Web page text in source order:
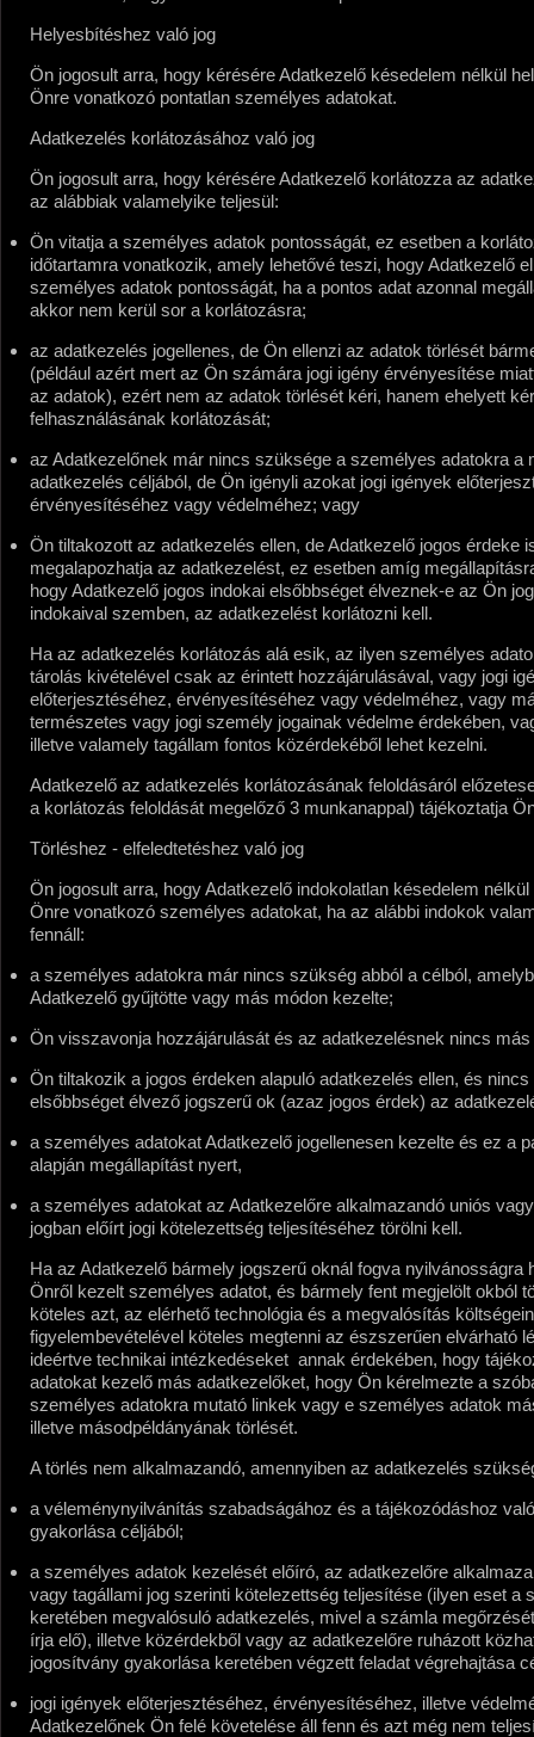
Helyesbítéshez való jog
Ön jogosult arra, hogy kérésére Adatkezelő késedelem nélkül
Önre vonatkozó pontatlan személyes adatokat.
Adatkezelés korlátozásához való jog
Ön jogosult arra, hogy kérésére Adatkezelő korlátozza az
az alábbiak valamelyike teljesül:
Ön vitatja a személyes adatok pontosságát, ez esetben a
időtartamra vonatkozik, amely lehetővé teszi, hogy Adatkezelő
személyes adatok pontosságát, ha a pontos adat azonnal
akkor nem kerül sor a korlátozásra;
az adatkezelés jogellenes, de Ön ellenzi az adatok törlését
(például azért mert az Ön számára jogi igény érvényesítése
az adatok), ezért nem az adatok törlését kéri, hanem ehelyett
felhasználásának korlátozását;
az Adatkezelőnek már nincs szüksége a személyes adatokra a
adatkezelés céljából, de Ön igényli azokat jogi igények
érvényesítéséhez vagy védelméhez; vagy
Ön tiltakozott az adatkezelés ellen, de Adatkezelő jogos érdeke
megalapozhatja az adatkezelést, ez esetben amíg
hogy Adatkezelő jogos indokai elsőbbséget élveznek-e az Ön
indokaival szemben, az adatkezelést korlátozni kell.
Ha az adatkezelés korlátozás alá esik, az ilyen személyes
tárolás kivételével csak az érintett hozzájárulásával, vagy jogi
előterjesztéséhez, érvényesítéséhez vagy védelméhez, vagy
természetes vagy jogi személy jogainak védelme érdekében,
illetve valamely tagállam fontos közérdekéből lehet kezelni.
Adatkezelő az adatkezelés korlátozásának feloldásáról
a korlátozás feloldását megelőző 3 munkanappal) tájékoztatja
Törléshez - elfeledtetéshez való jog
Ön jogosult arra, hogy Adatkezelő indokolatlan késedelem nélkül
Önre vonatkozó személyes adatokat, ha az alábbi indokok
fennáll:
a személyes adatokra már nincs szükség abból a célból,
Adatkezelő gyűjtötte vagy más módon kezelte;
Ön visszavonja hozzájárulását és az adatkezelésnek nincs más
Ön tiltakozik a jogos érdeken alapuló adatkezelés ellen, és nincs
elsőbbséget élvező jogszerű ok (azaz jogos érdek) az
a személyes adatokat Adatkezelő jogellenesen kezelte és ez a
alapján megállapítást nyert,
a személyes adatokat az Adatkezelőre alkalmazandó uniós
jogban előírt jogi kötelezettség teljesítéséhez törölni kell.
Ha az Adatkezelő bármely jogszerű oknál fogva nyilvánosságra
Önről kezelt személyes adatot, és bármely fent megjelölt okból
köteles azt, az elérhető technológia és a megvalósítás
figyelembevételével köteles megtenni az észszerűen elvárható
ideértve technikai intézkedéseket  annak érdekében, hogy
adatokat kezelő más adatkezelőket, hogy Ön kérelmezte a
személyes adatokra mutató linkek vagy e személyes adatok
illetve másodpéldányának törlését.
A törlés nem alkalmazandó, amennyiben az adatkezelés
a véleménynyilvánítás szabadságához és a tájékozódáshoz
gyakorlása céljából;
a személyes adatok kezelését előíró, az adatkezelőre
vagy tagállami jog szerinti kötelezettség teljesítése (ilyen eset a
keretében megvalósuló adatkezelés, mivel a számla
írja elő), illetve közérdekből vagy az adatkezelőre ruházott
jogosítvány gyakorlása keretében végzett feladat végrehajtása
jogi igények előterjesztéséhez, érvényesítéséhez, illetve
Adatkezelőnek Ön felé követelése áll fenn és azt még nem